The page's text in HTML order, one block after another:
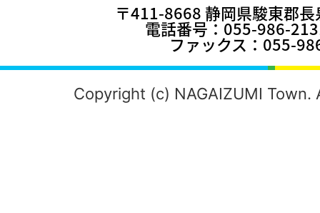
〒411-8668 静岡県駿東郡
電話番号：055-986-
ファックス：055-
Copyright (c) NAGAIZUMI Town.